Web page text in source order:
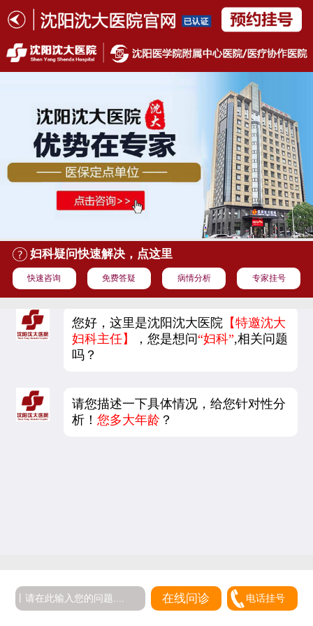
妇科疑问快速解决，点这里
快速咨询 免费答疑 病情分析 专家挂号
您好，这里是沈阳沈大医院 【特邀沈大
妇科主任】
，您是想问“妇科”,相关问题
吗？
请您描述一下具体情况，给您针对性分
析！您多大年龄 ？
在线问诊 电话挂号